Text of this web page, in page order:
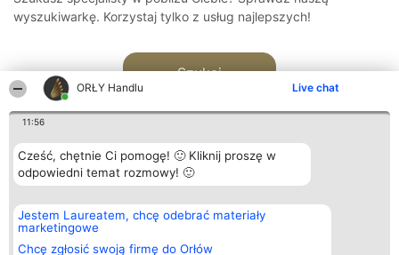
ORŁY Handlu Live chat
11:56
Cześć, chętnie Ci pomogę! 🙂 Kliknij proszę w
odpowiedni temat rozmowy! 🙂
Jestem Laureatem, chcę odebrać materiały
marketingowe
Chcę zgłosić swoją firmę do Orłów
wyszukiwarkę. Korzystaj tylko z usług najlepszych!
Szukaj
Organizator plebiscytu
Bright Side Solutions sp. z o.
o. sp. k.
ul. Ruska 22
Plebiscyt
Laureaci
wszystkich
Kontakt
Kontakt